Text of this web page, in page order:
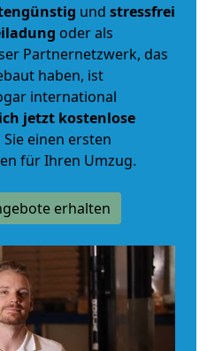
und stressfrei
oder als
Partnernetzwerk, das
haben, ist
international
jetzt kostenlose
einen ersten
für Ihren Umzug.
erhalten